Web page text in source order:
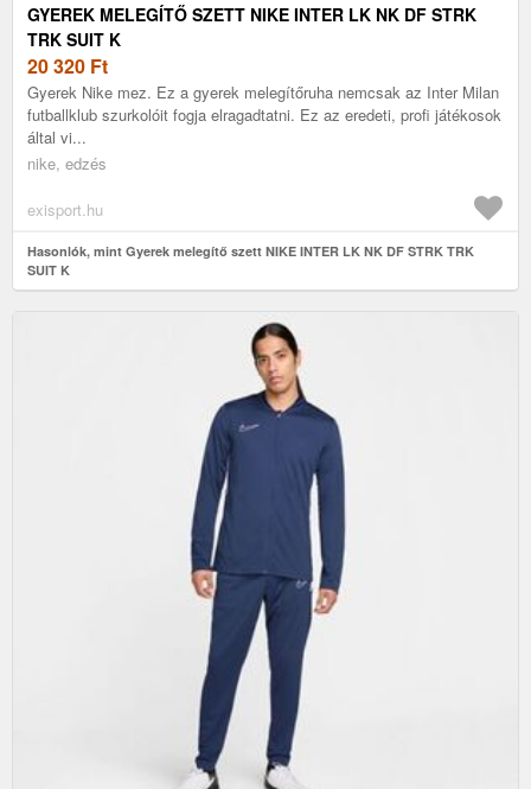
GYEREK MELEGÍTŐ SZETT NIKE INTER LK NK DF STRK
TRK SUIT K
20 320 Ft
Gyerek Nike mez. Ez a gyerek melegítőruha nemcsak az Inter Milan
futballklub szurkolóit fogja elragadtatni. Ez az eredeti, profi játékosok
által vi...
nike, edzés
exisport.hu
Hasonlók, mint Gyerek melegítő szett NIKE INTER LK NK DF STRK TRK
SUIT K